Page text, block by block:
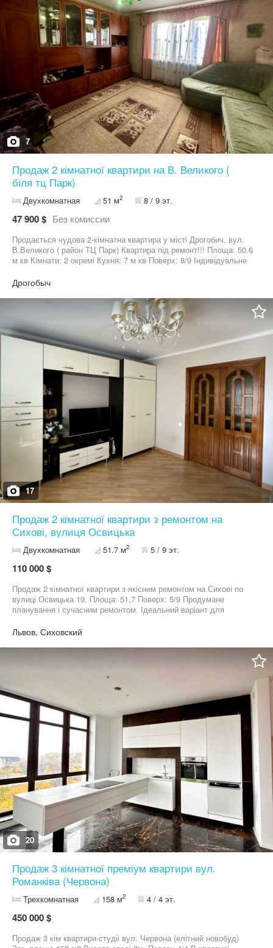
7
Продаж 2 кімнатної квартири на В. Великого (
біля тц Парк)
Двухкомнатная 51 м2 8 / 9 эт.
47 900 $ Без комиссии
Продається чудова 2-кімнатна квартира у місті Дрогобич, вул.
В.Великого ( район ТЦ Парк) Квартира під ремонт!!! Площа: 50.6
м кв Кімнати: 2 окремі Кухня: 7 м кв Поверх: 8/9 Індивідуальне
новий ліфт у під’їзді Є підвал Квартира чиста, простора!
Інфраструктура: Поруч ТЦ Парк, аптеки, кафе, автостанція.
Зручна транспортна розв’язка, швидкий доїзд у центр.
Дрогобыч
17
Продаж 2 кімнатної квартири з ремонтом на
Сихові, вулиця Освицька
Двухкомнатная 51.7 м2 5 / 9 эт.
110 000 $
Продаж 2 кімнатної квартири з якісним ремонтом на Сихові по
вулиці Освицька 19. Площа: 51,7 Поверх: 5/9 Продумане
планування і сучасним ремонтом. Ідеальний варіант для
живи! Створене ОСББ. Будинок знаходиться в тихому дворі,
поруч — школа, дитячий садок, супермаркети, парк, поліклініка.
Просторі кімнати з меблюванням. Кухня площею 7,4 м2 з
сучасним гарнітуром, вбудованою технікою (духова шафа,
коридорі — вмонтована шафа-купе і зручна прихожа з
дзеркалом і полицями. Наявний індивідуальний тепловий
лічильник. Проється зі всіма меблями і технікою. Є підвал. Ціна:
122000$
Львов, Сиховский
20
Продаж 3 кімнатної преміум квартири вул.
Романківа (Червона)
Трехкомнатная 158 м2 4 / 4 эт.
450 000 $
Продаж 3 кім квартири-студіі вул. Червона (елітний новобуд)